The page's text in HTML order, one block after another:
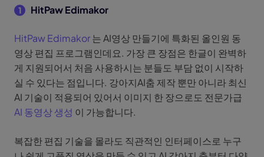
1 HitPaw Edimakor
HitPaw Edimakor는 AI영상 만들기에 특화된 올인원 동
영상 편집 프로그램인데요. 가장 큰 장점은 한글이 완벽하
게 지원되어서 처음 사용하시는 분들도 부담 없이 시작하
실 수 있다는 점입니다. 강아지AI춤 제작 뿐만 아니라 최신
AI 기술이 적용되어 있어서 이미지 한 장으로도 전문가급
AI 동영상 생성 이 가능합니다.
복잡한 편집 기술을 몰라도 직관적인 인터페이스로 누구